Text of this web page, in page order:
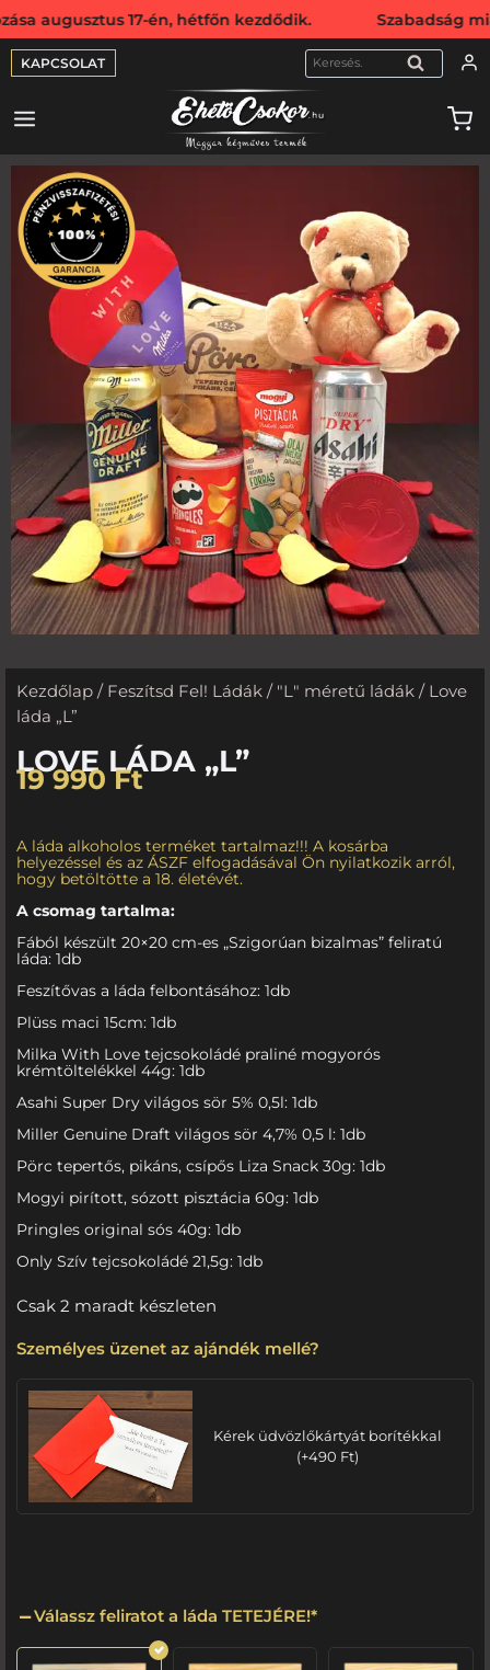
én, hétfőn kezdődik. Szabadság miatt
KAPCSOLAT KERESÉS
Kezdőlap / Feszítsd Fel! Ládák / "L" méretű ládák / Love
láda „L”
LOVE LÁDA „L”
19 990Ft
A láda alkoholos terméket tartalmaz!!! A kosárba
helyezéssel és az ÁSZF elfogadásával Ön nyilatkozik arról,
hogy betöltötte a 18. életévét.
A csomag tartalma:
Fából készült 20×20 cm-es „Szigorúan bizalmas” feliratú
láda: 1db
Feszítővas a láda felbontásához: 1db
Plüss maci 15cm: 1db
Milka With Love tejcsokoládé praliné mogyorós
krémtöltelékkel 44g: 1db
Asahi Super Dry világos sör 5% 0,5l: 1db
Miller Genuine Draft világos sör 4,7% 0,5 l: 1db
Pörc tepertős, pikáns, csípős Liza Snack 30g: 1db
Mogyi pirított, sózott pisztácia 60g: 1db
Pringles original sós 40g: 1db
Only Szív tejcsokoládé 21,5g: 1db
Csak 2 maradt készleten
Személyes üzenet az ajándék mellé?
Kérek üdvözlőkártyát borítékkal
(+490 Ft)
Válassz feliratot a láda TETEJÉRE!*